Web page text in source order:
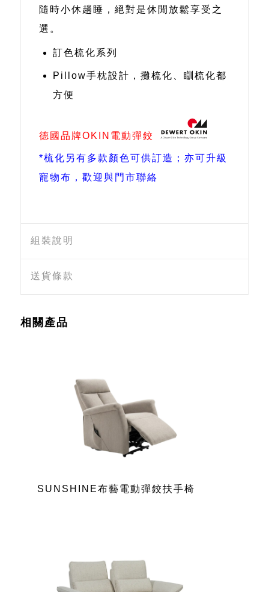
隨時小休趟睡，絕對是休閒放鬆享受之
選。
訂色梳化系列
Pillow手枕設計，攤梳化、瞓梳化都
方便
德國品牌OKIN電動彈鉸
*梳化另有多款顏色可供訂造；亦可升級
寵物布，歡迎與門市聯絡
組裝說明
送貨條款
相關產品
SUNSHINE布藝電動彈鉸扶手椅